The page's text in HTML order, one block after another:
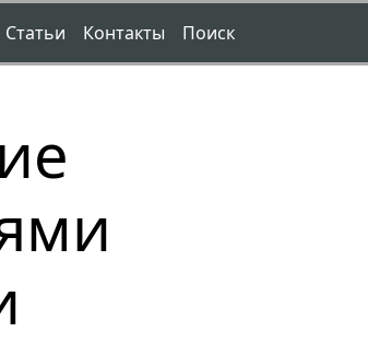
Статьи Контакты Поиск